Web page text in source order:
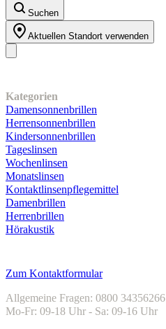
Suchen
Aktuellen Standort verwenden
Kategorien
Damensonnenbrillen
Herrensonnenbrillen
Kindersonnenbrillen
Tageslinsen
Wochenlinsen
Monatslinsen
Kontaktlinsenpflegemittel
Damenbrillen
Herrenbrillen
Hörakustik
Zum Kontaktformular
Allgemeine Fragen: 0800 34356266
Mo-Fr: 09-18 Uhr - Sa: 09-16 Uhr